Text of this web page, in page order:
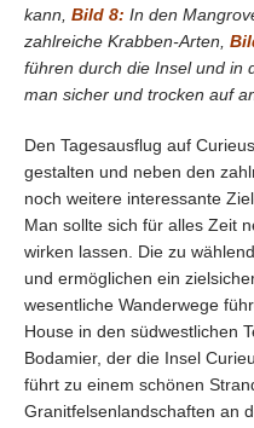
kann, Bild 8: In den
zahlreiche Krabben-Arten,
führen durch die Insel und in
man sicher und trocken auf
Den Tagesausflug auf
gestalten und neben den
noch weitere interessante
Man sollte sich für alles Zeit
wirken lassen. Die zu
und ermöglichen ein
wesentliche Wanderwege
House in den südwestlichen
Bodamier, der die Insel
führt zu einem schönen
Granitfelsenlandschaften an